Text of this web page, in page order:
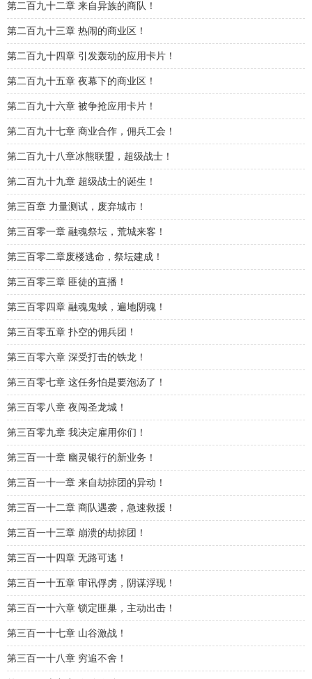
第二百九十二章 来自异族的商队！
第二百九十三章 热闹的商业区！
第二百九十四章 引发轰动的应用卡片！
第二百九十五章 夜幕下的商业区！
第二百九十六章 被争抢应用卡片！
第二百九十七章 商业合作，佣兵工会！
第二百九十八章冰熊联盟，超级战士！
第二百九十九章 超级战士的诞生！
第三百章 力量测试，废弃城市！
第三百零一章 融魂祭坛，荒城来客！
第三百零二章废楼逃命，祭坛建成！
第三百零三章 匪徒的直播！
第三百零四章 融魂鬼蜮，遍地阴魂！
第三百零五章 扑空的佣兵团！
第三百零六章 深受打击的铁龙！
第三百零七章 这任务怕是要泡汤了！
第三百零八章 夜闯圣龙城！
第三百零九章 我决定雇用你们！
第三百一十章 幽灵银行的新业务！
第三百一十一章 来自劫掠团的异动！
第三百一十二章 商队遇袭，急速救援！
第三百一十三章 崩溃的劫掠团！
第三百一十四章 无路可逃！
第三百一十五章 审讯俘虏，阴谋浮现！
第三百一十六章 锁定匪巢，主动出击！
第三百一十七章 山谷激战！
第三百一十八章 穷追不舍！